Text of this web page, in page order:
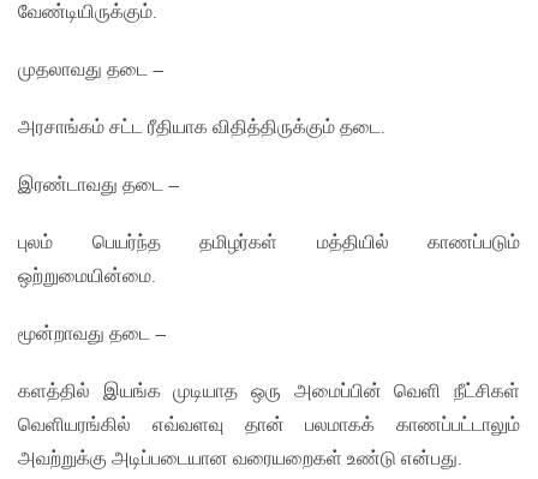
வேண்டியிருக்கும்.
முதலாவது தடை –
அரசாங்கம் சட்ட ரீதியாக விதித்திருக்கும் தடை.
இரண்டாவது தடை –
புலம் பெயர்ந்த தமிழர்கள் மத்தியில் காணப்படும்
ஒற்றுமையின்மை.
மூன்றாவது தடை –
களத்தில் இயங்க முடியாத ஒரு அமைப்பின் வெளி நீட்சிகள்
வெளியரங்கில் எவ்வளவு தான் பலமாகக் காணப்பட்டாலும்
அவற்றுக்கு அடிப்படையான வரையறைகள் உண்டு என்பது.